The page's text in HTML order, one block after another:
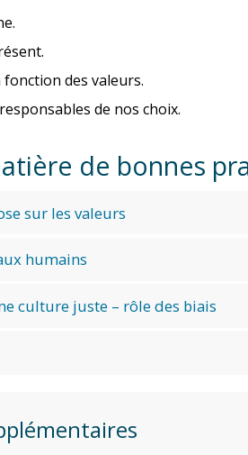
des valeurs.
de nos choix.
de bonnes
sur les valeurs
humains
culture juste – rôle des biais